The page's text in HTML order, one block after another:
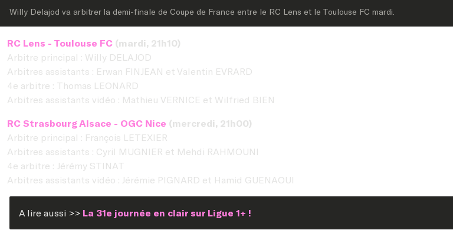
Willy Delajod va arbitrer la demi-finale de Coupe de France entre le RC Lens et le Toulouse FC mardi.
RC Lens - Toulouse FC (mardi, 21h10)
Arbitre principal : Willy DELAJOD
Arbitres assistants : Erwan FINJEAN et Valentin EVRARD
4e arbitre : Thomas LEONARD
Arbitres assistants vidéo : Mathieu VERNICE et Wilfried BIEN
RC Strasbourg Alsace - OGC Nice (mercredi, 21h00)
Arbitre principal : François LETEXIER
Arbitres assistants : Cyril MUGNIER et Mehdi RAHMOUNI
4e arbitre : Jérémy STINAT
Arbitres assistants vidéo : Jérémie PIGNARD et Hamid GUENAOUI
A lire aussi >> La 31e journée en clair sur Ligue 1+ !